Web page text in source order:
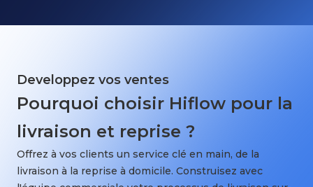
Developpez vos ventes
Pourquoi choisir Hiflow pour la
livraison et reprise ?
Offrez à vos clients un service clé en main, de la
livraison à la reprise à domicile. Construisez avec